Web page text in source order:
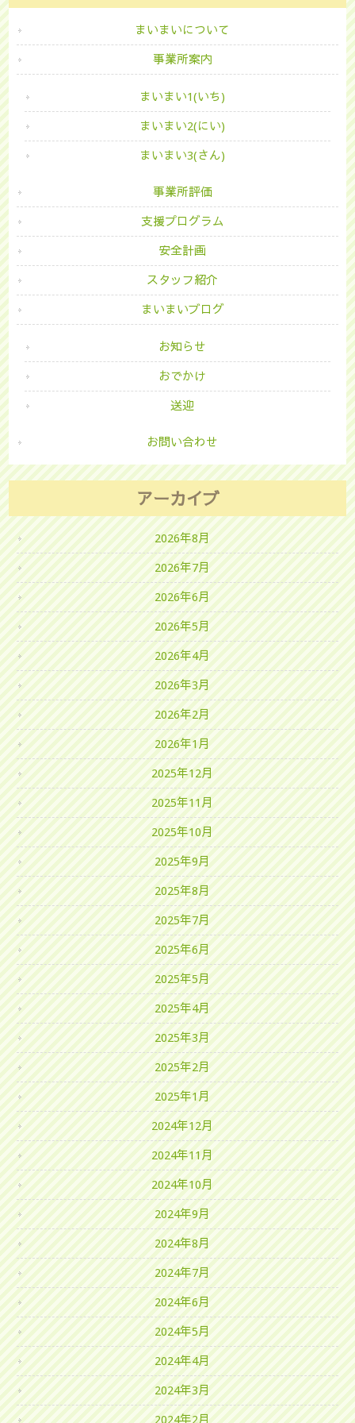
まいまいについて
事業所案内
まいまい1(いち)
まいまい2(にい)
まいまい3(さん)
事業所評価
支援プログラム
安全計画
スタッフ紹介
まいまいブログ
お知らせ
おでかけ
送迎
お問い合わせ
アーカイブ
2026年8月
2026年7月
2026年6月
2026年5月
2026年4月
2026年3月
2026年2月
2026年1月
2025年12月
2025年11月
2025年10月
2025年9月
2025年8月
2025年7月
2025年6月
2025年5月
2025年4月
2025年3月
2025年2月
2025年1月
2024年12月
2024年11月
2024年10月
2024年9月
2024年8月
2024年7月
2024年6月
2024年5月
2024年4月
2024年3月
2024年2月